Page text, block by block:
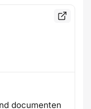
documenten
Bekijk